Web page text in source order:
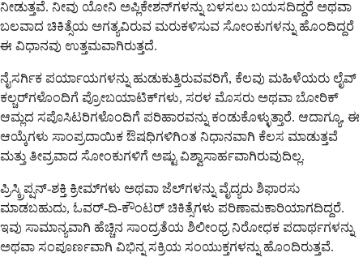
ನೀಡುತ್ತವೆ. ನೀವು ಯೋನಿ ಅಪ್ಲಿಕೇಶನ್‌ಗಳನ್ನು ಬಳಸಲು ಬಯಸದಿದ್ದರೆ ಅಥವಾ
ಬಲವಾದ ಚಿಕಿತ್ಸೆಯ ಅಗತ್ಯವಿರುವ ಮರುಕಳಿಸುವ ಸೋಂಕುಗಳನ್ನು ಹೊಂದಿದ್ದರೆ
ಈ ವಿಧಾನವು ಉತ್ತಮವಾಗಿರುತ್ತದೆ.
ನೈಸರ್ಗಿಕ ಪರ್ಯಾಯಗಳನ್ನು ಹುಡುಕುತ್ತಿರುವವರಿಗೆ, ಕೆಲವು ಮಹಿಳೆಯರು ಲೈವ್
ಕಲ್ಚರ್‌ಗಳೊಂದಿಗೆ ಪ್ರೋಬಯಾಟಿಕ್‌ಗಳು, ಸರಳ ಮೊಸರು ಅಥವಾ ಬೋರಿಕ್
ಆಮ್ಲದ ಸಪೊಸಿಟರಿಗಳೊಂದಿಗೆ ಪರಿಹಾರವನ್ನು ಕಂಡುಕೊಳ್ಳುತ್ತಾರೆ. ಆದಾಗ್ಯೂ, ಈ
ಆಯ್ಕೆಗಳು ಸಾಂಪ್ರದಾಯಿಕ ಔಷಧಿಗಳಿಗಿಂತ ನಿಧಾನವಾಗಿ ಕೆಲಸ ಮಾಡುತ್ತವೆ
ಮತ್ತು ತೀವ್ರವಾದ ಸೋಂಕುಗಳಿಗೆ ಅಷ್ಟು ವಿಶ್ವಾಸಾರ್ಹವಾಗಿರುವುದಿಲ್ಲ.
ಪ್ರಿಸ್ಕ್ರಿಪ್ಷನ್-ಶಕ್ತಿ ಕ್ರೀಮ್‌ಗಳು ಅಥವಾ ಜೆಲ್‌ಗಳನ್ನು ವೈದ್ಯರು ಶಿಫಾರಸು
ಮಾಡಬಹುದು, ಓವರ್-ದಿ-ಕೌಂಟರ್ ಚಿಕಿತ್ಸೆಗಳು ಪರಿಣಾಮಕಾರಿಯಾಗದಿದ್ದರೆ.
ಇವು ಸಾಮಾನ್ಯವಾಗಿ ಹೆಚ್ಚಿನ ಸಾಂದ್ರತೆಯ ಶಿಲೀಂಧ್ರ ನಿರೋಧಕ ಪದಾರ್ಥಗಳನ್ನು
ಅಥವಾ ಸಂಪೂರ್ಣವಾಗಿ ವಿಭಿನ್ನ ಸಕ್ರಿಯ ಸಂಯುಕ್ತಗಳನ್ನು ಹೊಂದಿರುತ್ತವೆ.